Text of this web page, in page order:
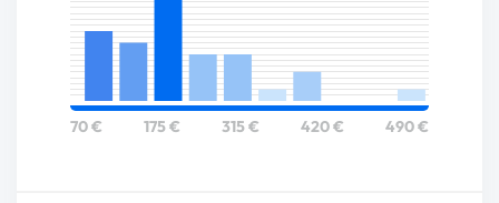
70 € 175 € 315 € 420 € 490 €